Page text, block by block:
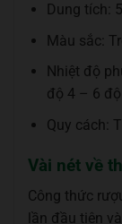
Dung tích:
Màu sắc:
Nhiệt độ
độ 4 – 6 độ
Quy cách:
Vài nét về
Công thức
lần đầu tiên